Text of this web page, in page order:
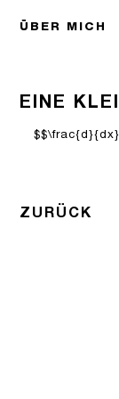
ÜBER MICH
EINE
ZURÜCK